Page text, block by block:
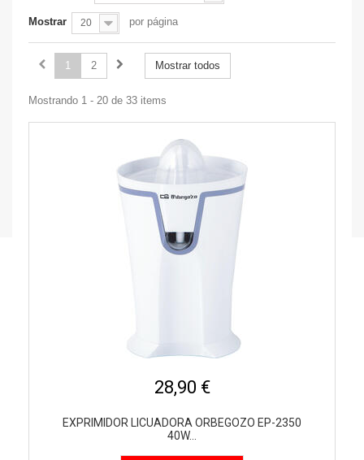
Mostrar 20 por página
Mostrar todos
1 2
Mostrando 1 - 20 de 33 items
28,90 €
EXPRIMIDOR LICUADORA ORBEGOZO EP-2350
40W...